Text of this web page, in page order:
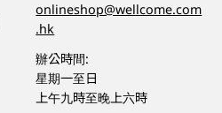
onlineshop@wellcome.com
.hk
辦公時間:
星期一至日
上午九時至晚上六時